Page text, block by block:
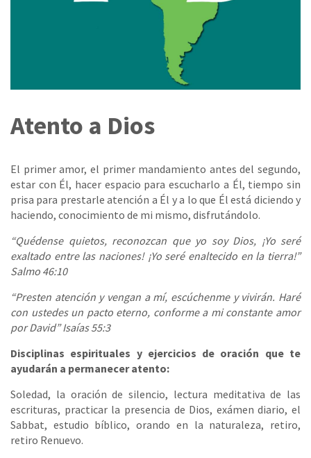
Atento a Dios
El primer amor, el primer mandamiento antes del segundo,
estar con Él, hacer espacio para escucharlo a Él, tiempo sin
prisa para prestarle atención a Él y a lo que Él está diciendo y
haciendo, conocimiento de mi mismo, disfrutándolo.
“Quédense quietos, reconozcan que yo soy Dios, ¡Yo seré
exaltado entre las naciones! ¡Yo seré enaltecido en la tierra!”
Salmo 46:10
“Presten atención y vengan a mí, escúchenme y vivirán. Haré
con ustedes un pacto eterno, conforme a mi constante amor
por David” Isaías 55:3
Disciplinas espirituales y ejercicios de oración que te
ayudarán a permanecer atento:
Soledad, la oración de silencio, lectura meditativa de las
escrituras, practicar la presencia de Dios, exámen diario, el
Sabbat, estudio bíblico, orando en la naturaleza, retiro,
retiro Renuevo.